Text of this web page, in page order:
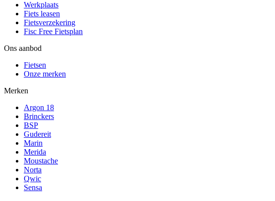
Werkplaats
Fiets leasen
Fietsverzekering
Fisc Free Fietsplan
Ons aanbod
Fietsen
Onze merken
Merken
Argon 18
Brinckers
BSP
Gudereit
Marin
Merida
Moustache
Norta
Qwic
Sensa